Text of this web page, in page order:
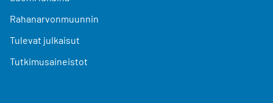
Rahanarvonmuunnin
Tulevat julkaisut
Tutkimusaineistot